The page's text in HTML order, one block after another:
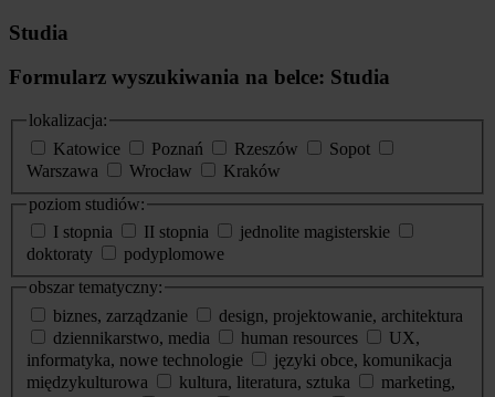
Studia
Formularz wyszukiwania na belce: Studia
lokalizacja:
Katowice
Poznań Rzeszów
Sopot
Warszawa
Wrocław
Kraków
poziom studiów:
I stopnia
II stopnia
jednolite magisterskie
doktoraty
podyplomowe
obszar tematyczny:
biznes, zarządzanie
design, projektowanie, architektura
dziennikarstwo, media
human resources
UX,
informatyka, nowe technologie
języki obce, komunikacja
międzykulturowa
kultura, literatura, sztuka
marketing,